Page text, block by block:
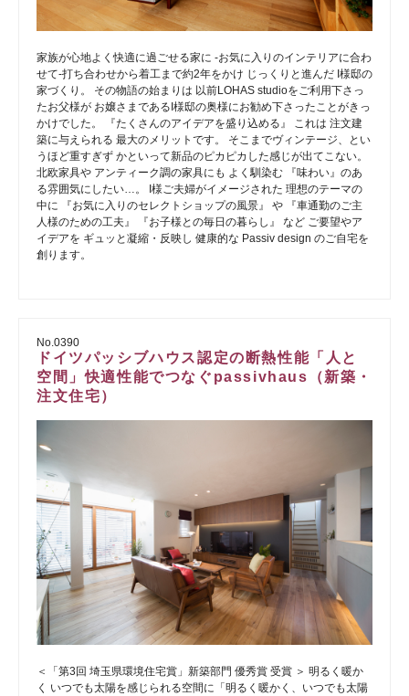
家族が心地よく快適に過ごせる家に -お気に入りのインテリアに合わ
せて-打ち合わせから着工まで約2年をかけ じっくりと進んだ I様邸の
家づくり。 その物語の始まりは 以前LOHAS studioをご利用下さっ
たお父様が お嬢さまであるI様邸の奥様にお勧め下さったことがきっ
かけでした。 『たくさんのアイデアを盛り込める』 これは 注文建
築に与えられる 最大のメリットです。 そこまでヴィンテージ、とい
うほど重すぎず かといって新品のピカピカした感じが出てこない。
北欧家具や アンティーク調の家具にも よく馴染む 『味わい』のあ
る雰囲気にしたい…。 I様ご夫婦がイメージされた 理想のテーマの
中に 『お気に入りのセレクトショップの風景』 や 『車通勤のご主
人様のための工夫』 『お子様との毎日の暮らし』 など ご要望やア
イデアを ギュッと凝縮・反映し 健康的な Passiv design のご自宅を
創ります。
No.0390
ドイツパッシブハウス認定の断熱性能「人と
空間」快適性能でつなぐpassivhaus（新築・
注文住宅）
＜「第3回 埼玉県環境住宅賞」新築部門 優秀賞 受賞 ＞ 明るく暖か
く いつでも太陽を感じられる空間に「明るく暖かく、いつでも太陽